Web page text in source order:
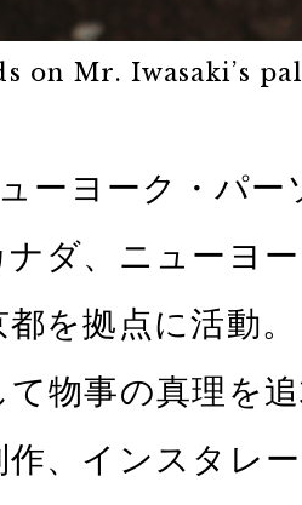
on Mr. Iwasaki’s
ーヨーク・パー
ダ、ニューヨ
を拠点に活動
物事の真理を
、インスタレ